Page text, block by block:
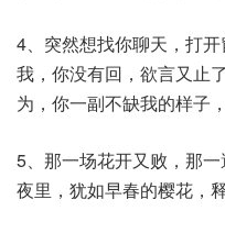
4、突然想找你聊天，打
我，你没有回，欲言又止
为，你一副不缺我的样子
5、那一场花开又败，那
夜里，犹如早春的樱花，